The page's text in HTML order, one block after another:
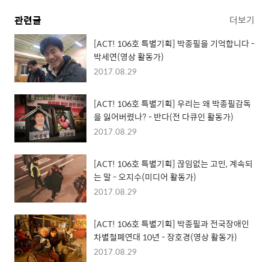
관련글 더보기
[ACT! 106호 특별기획] 박종필을 기억합니다 -
박세연(영상 활동가)
2017.08.29
[ACT! 106호 특별기획] 우리는 왜 박종필감독
을 잃어버렸나? - 반다(전 다큐인 활동가)
2017.08.29
[ACT! 106호 특별기획] 끊임없는 고민, 계속되
는 말 - 오지수(미디어 활동가)
2017.08.29
[ACT! 106호 특별기획] 박종필과 전국장애인
차별철폐연대 10년 - 장호경(영상 활동가)
2017.08.29